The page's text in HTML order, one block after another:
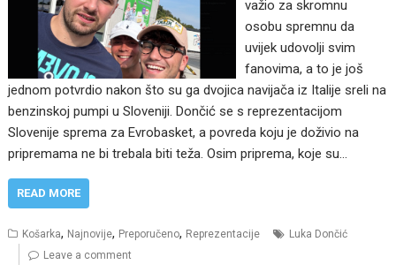
važio za skromnu
osobu spremnu da
uvijek udovolji svim
fanovima, a to je još
jednom potvrdio nakon što su ga dvojica navijača iz Italije sreli na
benzinskoj pumpi u Sloveniji. Dončić se s reprezentacijom
Slovenije sprema za Evrobasket, a povreda koju je doživio na
pripremama ne bi trebala biti teža. Osim priprema, koje su…
READ MORE
Košarka, Najnovije, Preporučeno, Reprezentacije
Luka Dončić
Leave a comment